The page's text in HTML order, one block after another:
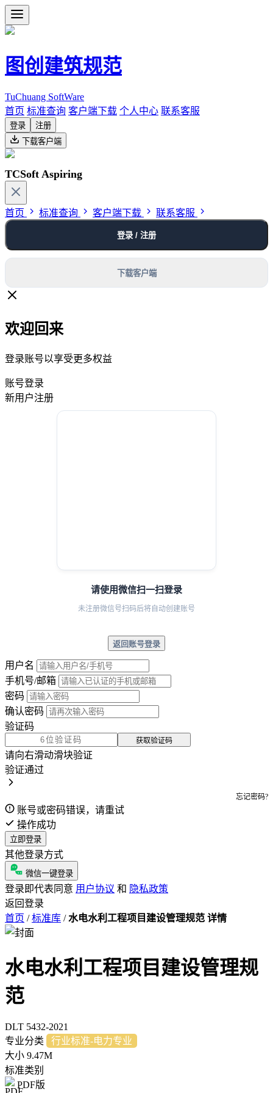
图创建筑规范
TuChuang SoftWare
首页 标准查询 客户端下载 个人中心 联系客服
登录
注册
下载客户端
TCSoft Aspiring
首页 标准查询 客户端下载 联系客服
登录 / 注册
下载客户端
欢迎回来
登录账号以享受更多权益
账号登录
新用户注册
请使用微信扫一扫登录
未注册微信号扫码后将自动创建账号
返回账号登录
用户名
手机号/邮箱
密码
确认密码
验证码
获取验证码
请向右滑动滑块验证
验证通过
忘记密码?
账号或密码错误，请重试
操作成功
立即登录
其他登录方式
微信一键登录
登录即代表同意 用户协议 和 隐私政策
返回登录
首页 / 标准库 / 水电水利工程项目建设管理规范 详情
水电水利工程项目建设管理规
范
DLT 5432-2021
专业分类
行业标准-电力专业
大小 9.47M
标准类别
PDF版